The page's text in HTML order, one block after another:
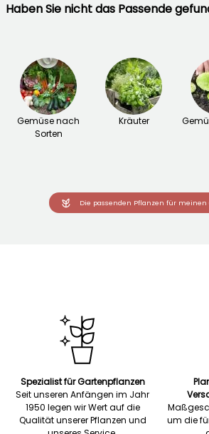
Haben Sie nicht das Passende
Gemüse nach
Sorten
Kräuter
Die passenden Pflanzen für
Spezialist für Gartenpflanzen
Seit unseren Anfängen im Jahr
1950 legen wir Wert auf die
Qualität unserer Pflanzen und
um die